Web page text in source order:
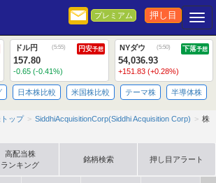
プレミアム 押し目
ドル円 (5:55) 円安予想
157.80
-0.65 (-0.41%)
NYダウ (5:50) 下落予想
54,036.93
+151.83 (+0.28%)
日本株比較 米国株比較 テーマ株 半導体株
ップ SiddhiAcquisitionCorp(Siddhi Acquisition Corp)
株
高配当株
ランキング
銘柄検索 押し目アラート